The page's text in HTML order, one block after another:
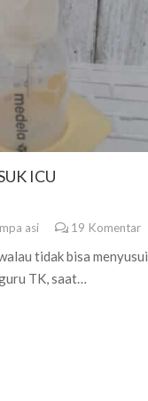
ICU
asi 19 Komentar
tidak bisa menyusui
TK, saat…